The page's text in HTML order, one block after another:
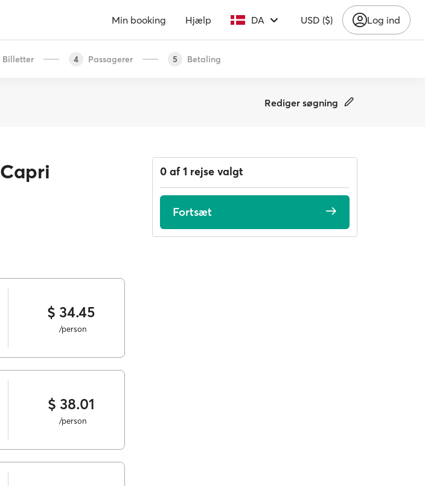
Min booking Hjælp DA USD ($) Log ind
Billetter 4 Passagerer 5 Betaling
Rediger søgning
Capri
$ 34.45
/person
$ 38.01
/person
0 af 1 rejse valgt
Fortsæt